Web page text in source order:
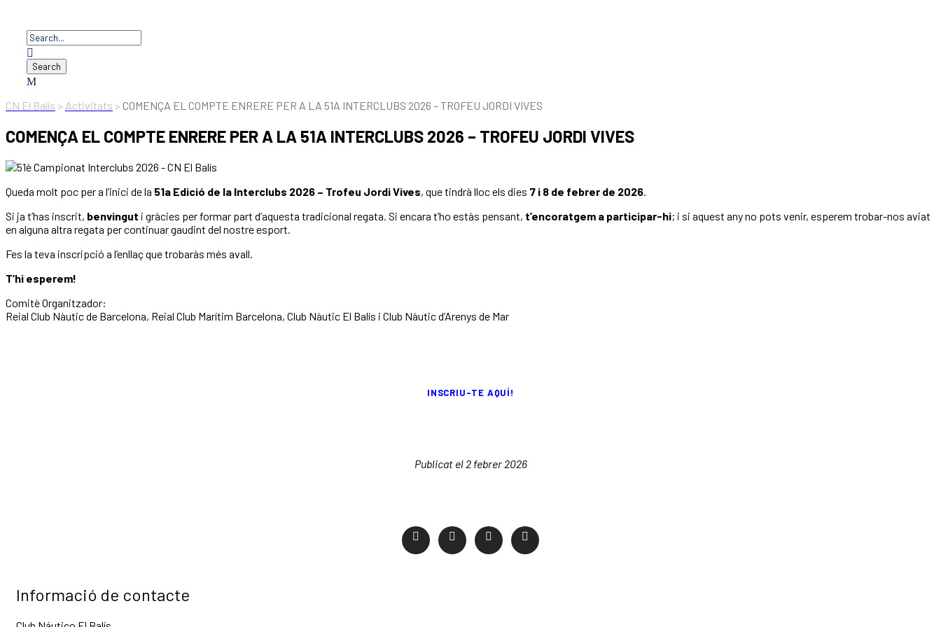
CN El Balís > Activitats > COMENÇA EL COMPTE ENRERE PER A LA 51A INTERCLUBS 2026 – TROFEU JORDI VIVES
COMENÇA EL COMPTE ENRERE PER A LA 51A INTERCLUBS 2026 – TROFEU JORDI VIVES
Queda molt poc per a l’inici de la 51a Edició de la Interclubs 2026 – Trofeu Jordi Vives, que tindrà lloc els dies 7 i 8 de febrer de 2026.
Si ja t’has inscrit, benvingut i gràcies per formar part d’aquesta tradicional regata. Si encara t’ho estàs pensant, t’encoratgem a participar-hi; i si aquest any no pots venir, esperem trobar-nos aviat
en alguna altra regata per continuar gaudint del nostre esport.
Fes la teva inscripció a l’enllaç que trobaràs més avall.
T’hi esperem!
Comitè Organitzador:
Reial Club Nàutic de Barcelona, Reial Club Marítim Barcelona, Club Nàutic El Balís i Club Nàutic d’Arenys de Mar
INSCRIU-TE AQUÍ!
Publicat el 2 febrer 2026
Informació de contacte